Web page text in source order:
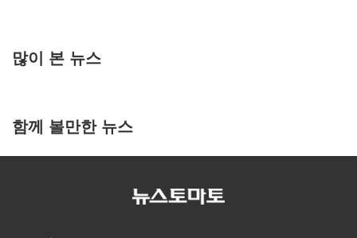
많이 본 뉴스
함께 볼만한 뉴스